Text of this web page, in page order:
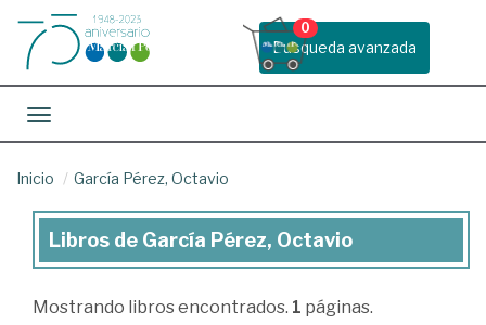
Busqueda avanzada
0
Toggle navigation
Inicio García Pérez, Octavio
Libros
García
Libros de García Pérez, Octavio
Mostrando libros encontrados. 1 páginas.